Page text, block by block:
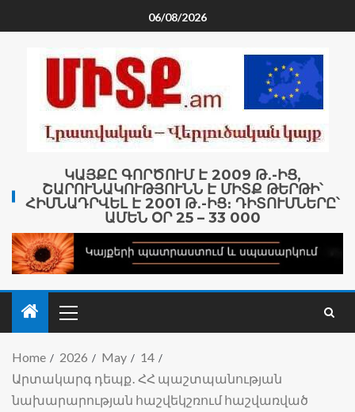
06/08/2026
ԿԱՅՔԸ ԳՈՐԾՈՒՄ Է 2009 Թ․-ԻՑ,
ՇԱՐՈՒՆԱԿՈՒԹՅՈՒՆՆ Է ՄԻՏՔ ԹԵՐԹԻ՝
ՀԻՄՆԱԴՐՎԵԼ Է 2001 Թ․-ԻՑ։ ԴԻՏՈՒՄՆԵՐԸ՝
ԱՄԵՆ ՕՐ 25 – 33 000
Home 2026 May
14
Արտակարգ դեպք․ ՀՀ պաշտպանության
նախարարության հաշվեկշռում հաշվառված